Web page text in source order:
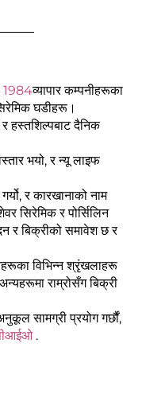
1984व्यापार कम्पनीहरूका
घडीहरू।
र हस्तशिल्पबाट दैनिक
भयो, र न्यू लाइफ
र कारखानाको नाम
सिरेमिक र पोर्सिलिन
र बिक्रीको समावेश छ र
विभिन्न श्रृंखलाहरू
राम्रोसँग बिक्री
सामग्री प्रयोग गर्छौं,
.